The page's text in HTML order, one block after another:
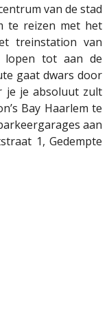
van de stad
te reizen met het
treinstation van
lopen tot aan de
gaat dwars door
je je absoluut zult
Bay Haarlem te
aan
1, Gedempte